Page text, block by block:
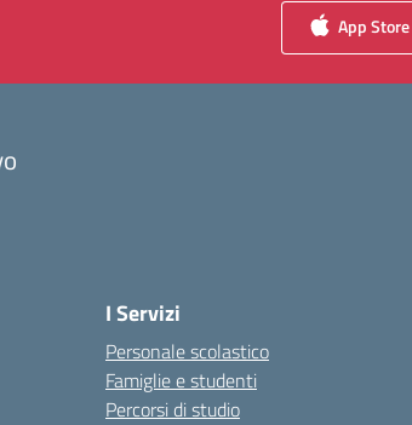
App Store
I Servizi
Personale scolastico
Famiglie e studenti
Percorsi di studio